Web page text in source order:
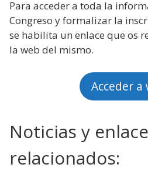
Para acceder a toda la
Congreso y formalizar la
se habilita un enlace que os
la web del mismo.
Acceder a
Noticias y
relacionados: